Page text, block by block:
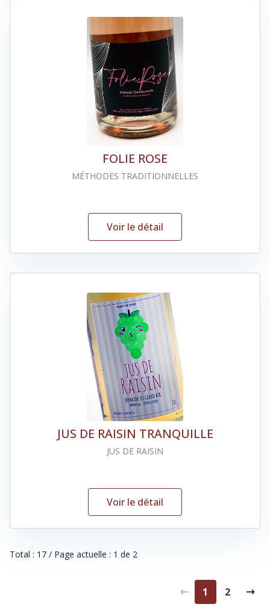
FOLIE ROSE
MÉTHODES TRADITIONNELLES
Voir le détail
JUS DE RAISIN TRANQUILLE
JUS DE RAISIN
Voir le détail
Total : 17 / Page actuelle : 1 de 2
1 2